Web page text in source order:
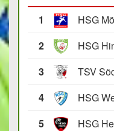
1
HSG
2
HSG
3
TSV
4
HSG
5